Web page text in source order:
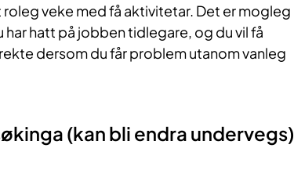
veke med få aktivitetar. Det er mogleg
hatt på jobben tidlegare, og du vil få
dersom du får problem utanom vanleg
(kan bli endra undervegs)